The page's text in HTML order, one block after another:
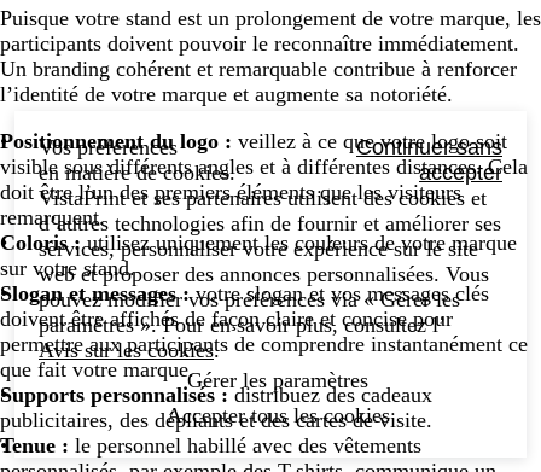
Puisque votre stand est un prolongement de votre marque, les
participants doivent pouvoir le reconnaître immédiatement.
Un branding cohérent et remarquable contribue à renforcer
l’identité de votre marque et augmente sa notoriété.
Positionnement du logo : veillez à ce que votre logo soit
visible sous différents angles et à différentes distances. Cela
doit être l’un des premiers éléments que les visiteurs
remarquent.
Coloris :utilisez uniquement les couleurs de votre marque
sur votre stand.
Slogan et messages :votre slogan et vos messages clés
doivent être affichés de façon claire et concise pour
permettre aux participants de comprendre instantanément ce
que fait votre marque.
Supports personnalisés :distribuez des cadeaux
publicitaires, des dépliants et des cartes de visite.
Tenue : le personnel habillé avec des vêtements
Vos préférences
en matière de cookies.
Continuer sans
accepter
VistaPrint et ses partenaires utilisent des cookies et
d’autres technologies afin de fournir et améliorer ses
services, personnaliser votre expérience sur le site
web et proposer des annonces personnalisées. Vous
pouvez modifier vos préférences via « Gérer les
paramètres ». Pour en savoir plus, consultez l’
Avis sur les cookies.
Gérer les paramètres
Accepter tous les cookies